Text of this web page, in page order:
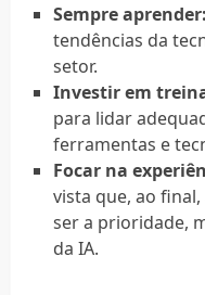
Sempre aprender:
tendências da
setor.
Investir em
para lidar
ferramentas e
Focar na
vista que, ao
ser a prioridade,
da IA.